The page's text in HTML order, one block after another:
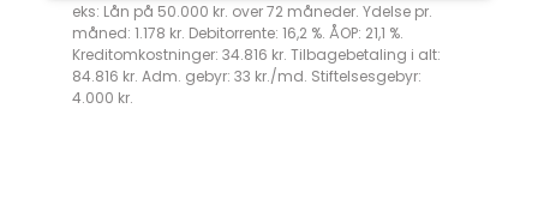
eks: Lån på 50.000 kr. over 72 måneder. Ydelse pr.
måned: 1.178 kr. Debitorrente: 16,2 %. ÅOP: 21,1 %.
Kreditomkostninger: 34.816 kr. Tilbagebetaling i alt:
84.816 kr. Adm. gebyr: 33 kr./md. Stiftelsesgebyr:
4.000 kr.